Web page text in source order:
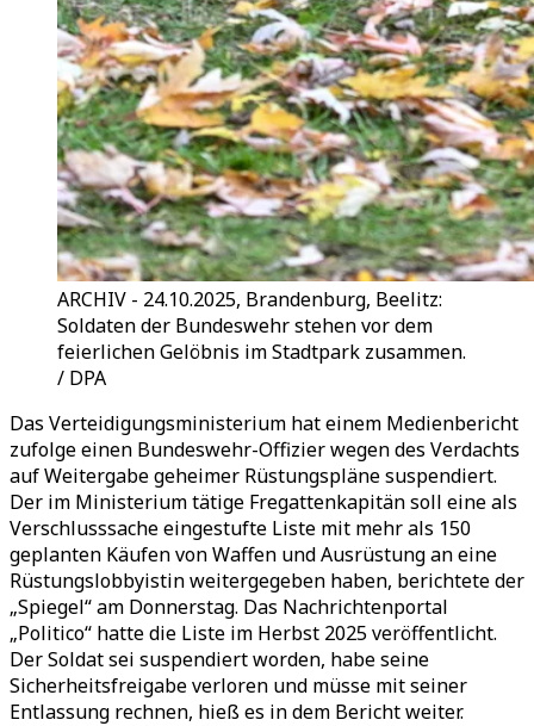
ARCHIV - 24.10.2025, Brandenburg, Beelitz:
Soldaten der Bundeswehr stehen vor dem
feierlichen Gelöbnis im Stadtpark zusammen.
/ DPA
Das Verteidigungsministerium hat einem Medienbericht
zufolge einen Bundeswehr-Offizier wegen des Verdachts
auf Weitergabe geheimer Rüstungspläne suspendiert.
Der im Ministerium tätige Fregattenkapitän soll eine als
Verschlusssache eingestufte Liste mit mehr als 150
geplanten Käufen von Waffen und Ausrüstung an eine
Rüstungslobbyistin weitergegeben haben, berichtete der
„Spiegel“am Donnerstag. Das Nachrichtenportal
„Politico“ hatte die Liste im Herbst 2025 veröffentlicht.
Der Soldat sei suspendiert worden, habe seine
Sicherheitsfreigabe verloren und müsse mit seiner
Entlassung rechnen, hieß es in dem Bericht weiter.